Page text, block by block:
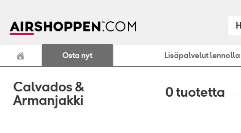
Osta nyt Lisäpalvelut lennolla
Calvados &
Armanjakki
0tuotetta